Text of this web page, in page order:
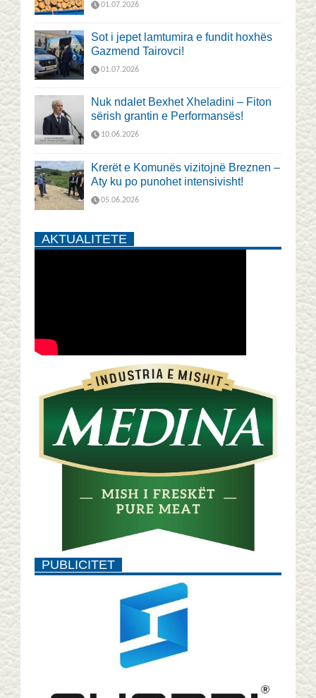
01.07.2026
Sot i jepet lamtumira e fundit hoxhës
Gazmend Tairovci!
01.07.2026
Nuk ndalet Bexhet Xheladini – Fiton
sërish grantin e Performansës!
10.06.2026
Krerët e Komunës vizitojnë Breznen –
Aty ku po punohet intensivisht!
05.06.2026
AKTUALITETE
PUBLICITET